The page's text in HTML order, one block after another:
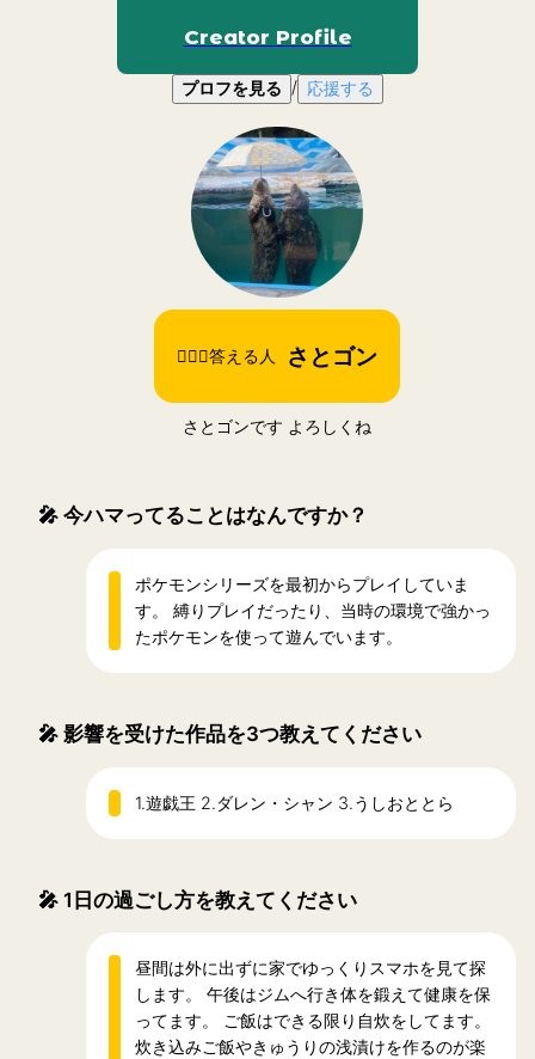
Creator Profile
プロフを見る / 応援する
🙋🏻‍♀️答える人 さとゴン
さとゴンです よろしくね
🎤 今ハマってることはなんですか？
ポケモンシリーズを最初からプレイしていま
す。 縛りプレイだったり、当時の環境で強かっ
たポケモンを使って遊んでいます。
🎤 影響を受けた作品を3つ教えてください
1.遊戯王 2.ダレン・シャン 3.うしおととら
🎤 1日の過ごし方を教えてください
昼間は外に出ずに家でゆっくりスマホを見て探
します。 午後はジムへ行き体を鍛えて健康を保
ってます。 ご飯はできる限り自炊をしてます。
炊き込みご飯やきゅうりの浅漬けを作るのが楽